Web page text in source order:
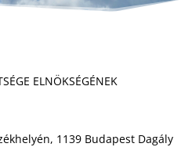
ELNÖKSÉGÉNEK
1139 Budapest Dagály